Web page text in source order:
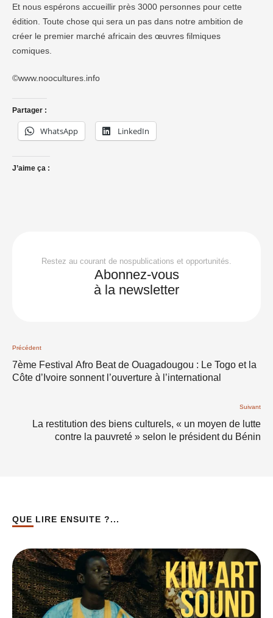
Et nous espérons accueillir près 3000 personnes pour cette
édition. Toute chose qui sera un pas dans notre ambition de
créer le premier marché africain des œuvres filmiques
comiques.
©www.noocultures.info
Partager :
WhatsApp LinkedIn
J’aime ça :
Restez au courant de nospublications et opportunités.
Abonnez-vous
à la newsletter
Précédent
7ème Festival Afro Beat de Ouagadougou : Le Togo et la
Côte d’Ivoire sonnent l’ouverture à l’international
Suivant
La restitution des biens culturels, « un moyen de lutte
contre la pauvreté » selon le président du Bénin
QUE LIRE ENSUITE ?...